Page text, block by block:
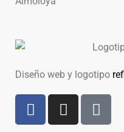
Diseño web y logotipo